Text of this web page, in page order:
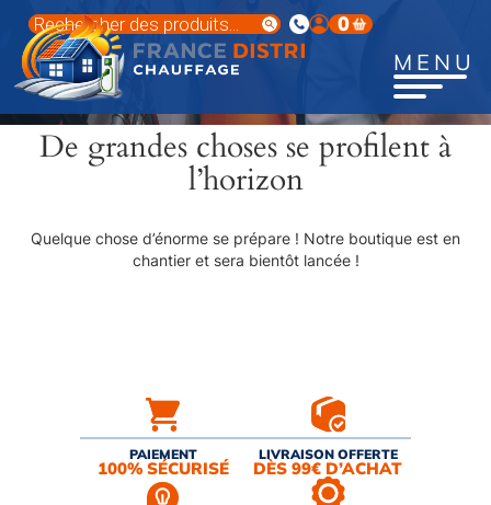
contenu
principal
Recherche
de
produits
0
MENU
De grandes choses se profilent à
l’horizon
Quelque chose d’énorme se prépare ! Notre boutique est en
chantier et sera bientôt lancée !
PAIEMENT
100% SÉCURISÉ
LIVRAISON OFFERTE
DÈS 99€ D’ACHAT